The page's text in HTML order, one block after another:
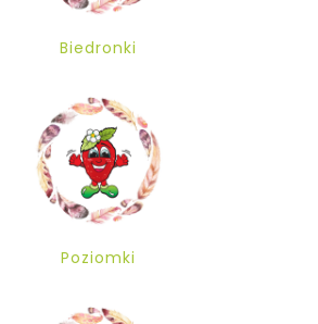
Biedronki
Poziomki